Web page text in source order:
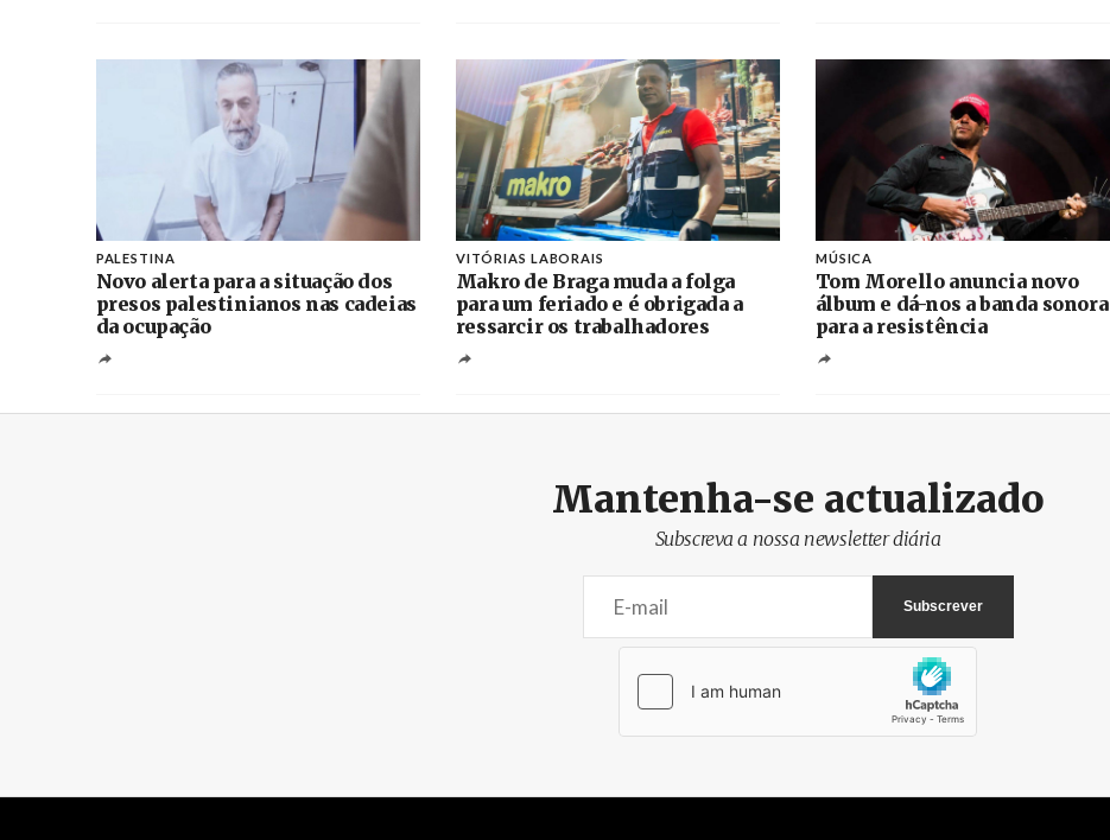
PALESTINA
Novo alerta para a situação dos
presos palestinianos nas cadeias
da ocupação
VITÓRIAS LABORAIS
Makro de Braga muda a folga
para um feriado e é obrigada a
ressarcir os trabalhadores
MÚSICA
Tom Morello anuncia novo
álbum e dá-nos a banda sonora
para a resistência
Mantenha-se actualizado
Subscreva a nossa newsletter diária